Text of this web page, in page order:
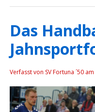
Das
Verfasst von SV Fortuna ´50 am